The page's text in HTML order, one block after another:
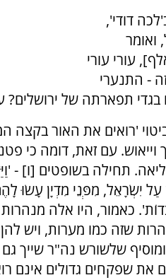
דודי',
ואומר
עורי עורי
- התנערי
תפארתה של ירושלים?
'רואים את האור בקצה
וייאוש. עם זאת, דומה כי
תחילה בשופטים [ו] -
עַל יִשְׂרָאֵל, מִפְּנֵי מִדְיָן עָשׂוּ
כאמור, היו אלה מנהרות
שזה כמו מערות, ויש
שלשורש נה"ר שייך גם
את שפקחים גדולים אינם